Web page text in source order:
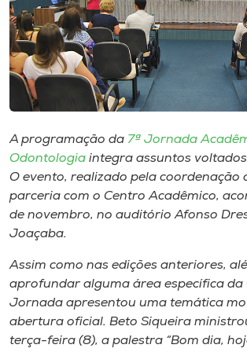
Editora
Rádio
Unoesc
Store
Selecione
o idioma
A programação da 7ª Jornada
Odontologia integra assuntos
O evento, realizado pela coordenação
parceria com o Centro Acadêmico,
de novembro, no auditório Afonso
Joaçaba.
Assim como nas edições anteriores,
aprofundar alguma área específica da
Jornada apresentou uma temática
abertura oficial. Beto Siqueira
terça-feira (8), a palestra “Bom dia,